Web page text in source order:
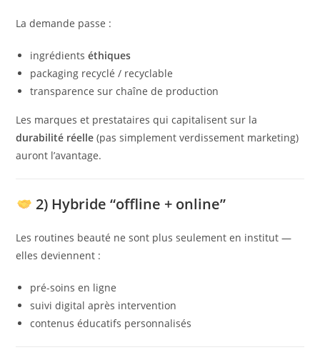
La demande passe :
ingrédientséthiques
packaging recyclé / recyclable
transparence sur chaîne de production
Les marques et prestataires qui capitalisent sur la
durabilité réelle (pas simplement verdissement marketing)
auront l’avantage.
2) Hybride “offline + online”
Les routines beauté ne sont plus seulement en institut —
elles deviennent :
pré-soins en ligne
suivi digital après intervention
contenus éducatifs personnalisés